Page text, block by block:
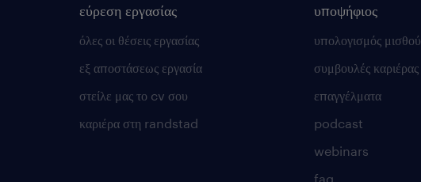
εύρεση εργασίας
όλες οι θέσεις εργασίας
εξ αποστάσεως εργασία
στείλε μας το cv σου
καριέρα στη randstad
υποψήφιος
υπολογισμός μισθού
συμβουλές καριέρας
επαγγέλματα
podcast
webinars
faq